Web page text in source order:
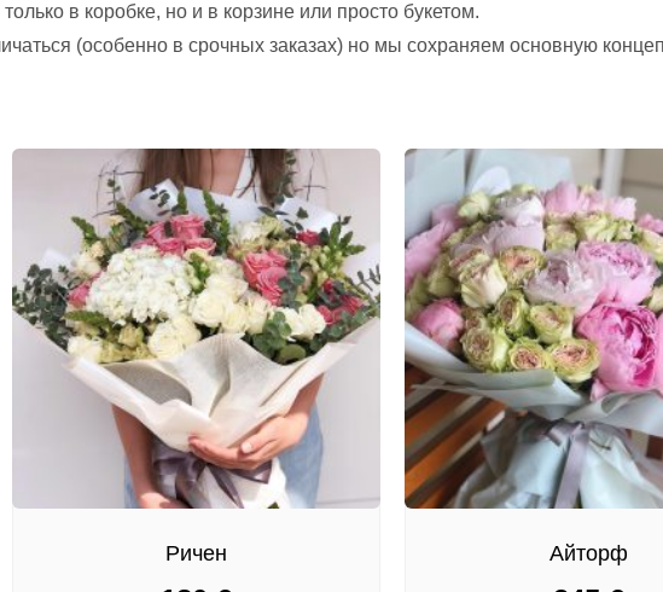
в коробке, но и в корзине или просто букетом.
(особенно в срочных заказах) но мы сохраняем основную
Ричен Айторф